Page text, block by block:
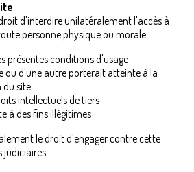
d'interdire unilatéralement l'accès à
personne physique ou morale:
présentes conditions d'usage
ou d'une autre porterait atteinte à la
du site
intellectuels de tiers
à des fins illégitimes
le droit d'engager contre cette
judiciaires.